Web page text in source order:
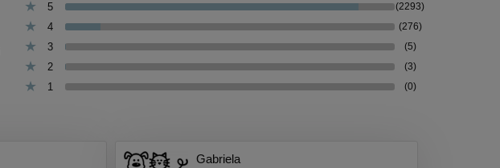
5 (2293)
4 (276)
3 (5)
2 (3)
1 (0)
Gabriela